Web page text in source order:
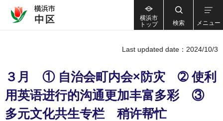
横浜市
トップ
検索 メニュー
Last updated date：2024/10/3
３月 ① 自治会町内会×防灾 ➁ 使利
用英语进行的沟通更加丰富多彩 ③
多元文化共生专栏 稍许帮忙